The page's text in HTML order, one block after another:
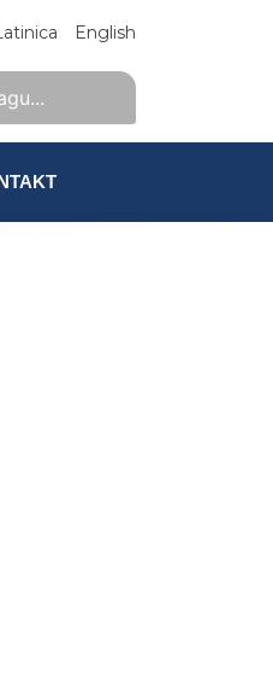
English